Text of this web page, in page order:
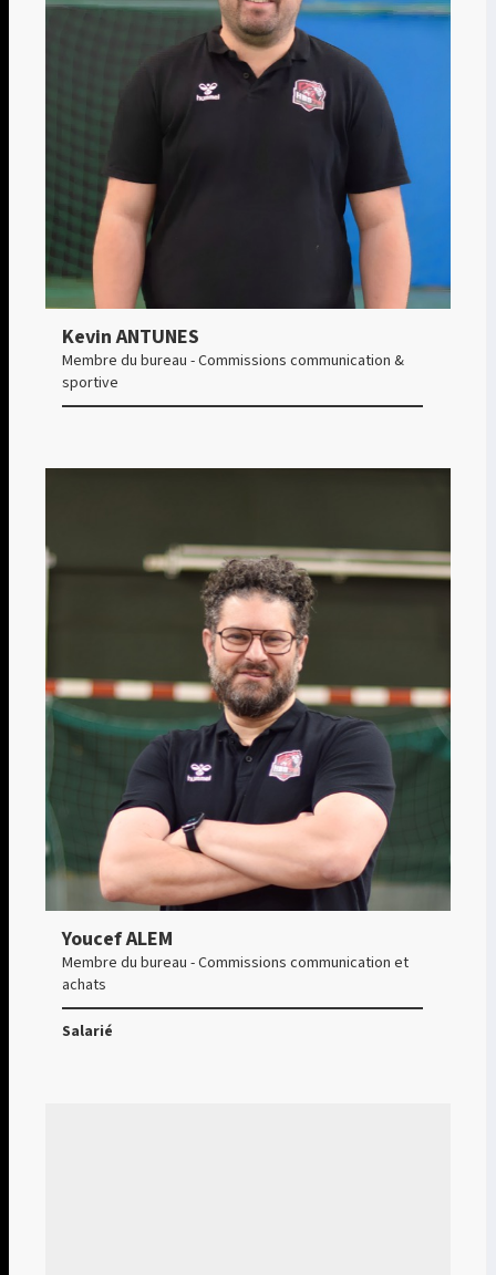
Kevin ANTUNES
Membre du bureau - Commissions communication &
sportive
Youcef ALEM
Membre du bureau - Commissions communication et
achats
Salarié